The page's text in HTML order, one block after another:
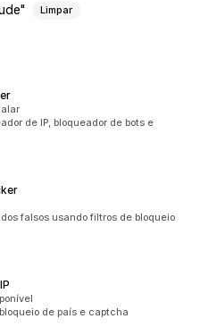
Limpar
de IP, bloqueador de bots e
falsos usando filtros de bloqueio
de país e captcha